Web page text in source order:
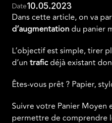
Date10.05.2023
Dans cette article, on va
d’augmentationdu panier
L’objectif est simple, tirer
d’un traficdéjà existant
Êtes-vous prêt ? Papier,
Suivre votre Panier Moyen
permettre de comprendre